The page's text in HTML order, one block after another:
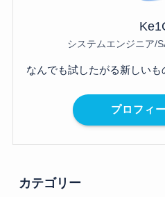
システムエンジニア/
なんでも試したがる新しい
プロフィ
カテゴリー